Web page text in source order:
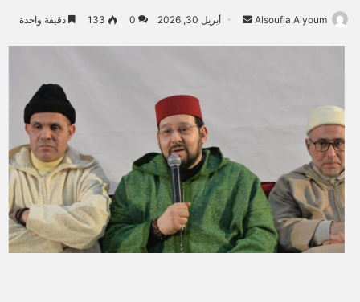
Alsoufia Alyoum
ا
إ
ل
ك
ت
أبريل 30, 2026 0
133 دقيقة واحدة